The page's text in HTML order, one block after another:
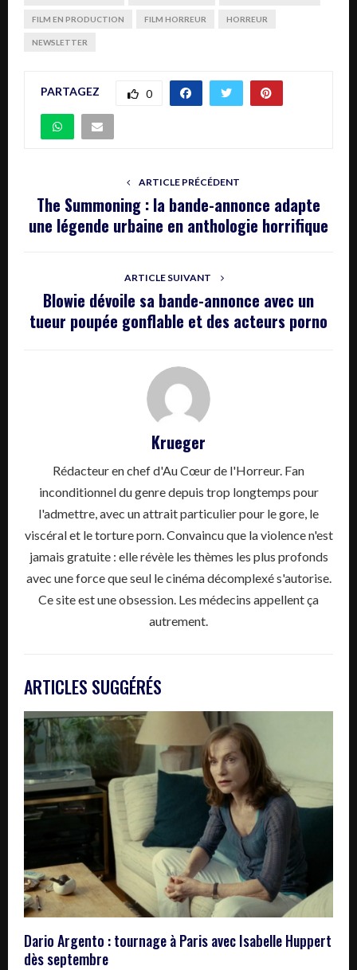
FILM EN PRODUCTION FILM HORREUR HORREUR
NEWSLETTER
PARTAGEZ 0
ARTICLE PRÉCÉDENT
The Summoning : la bande-annonce adapte
une légende urbaine en anthologie horrifique
ARTICLE SUIVANT
Blowie dévoile sa bande-annonce avec un
tueur poupée gonflable et des acteurs porno
Krueger
Rédacteur en chef d'Au Cœur de l'Horreur. Fan
inconditionnel du genre depuis trop longtemps pour
l'admettre, avec un attrait particulier pour le gore, le
viscéral et le torture porn. Convaincu que la violence n'est
jamais gratuite : elle révèle les thèmes les plus profonds
avec une force que seul le cinéma décomplexé s'autorise.
Ce site est une obsession. Les médecins appellent ça
autrement.
ARTICLES SUGGÉRÉS
Dario Argento : tournage à Paris avec Isabelle Huppert
dès septembre